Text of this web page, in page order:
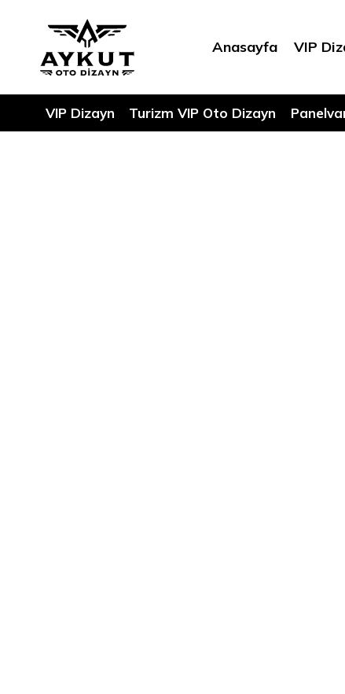
Anasayfa VIP
VIP Dizayn Turizm VIP Oto Dizayn